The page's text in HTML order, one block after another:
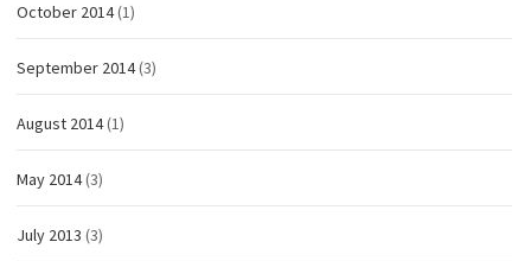
October 2014(1)
September 2014(3)
August 2014(1)
May 2014(3)
July 2013 (3)